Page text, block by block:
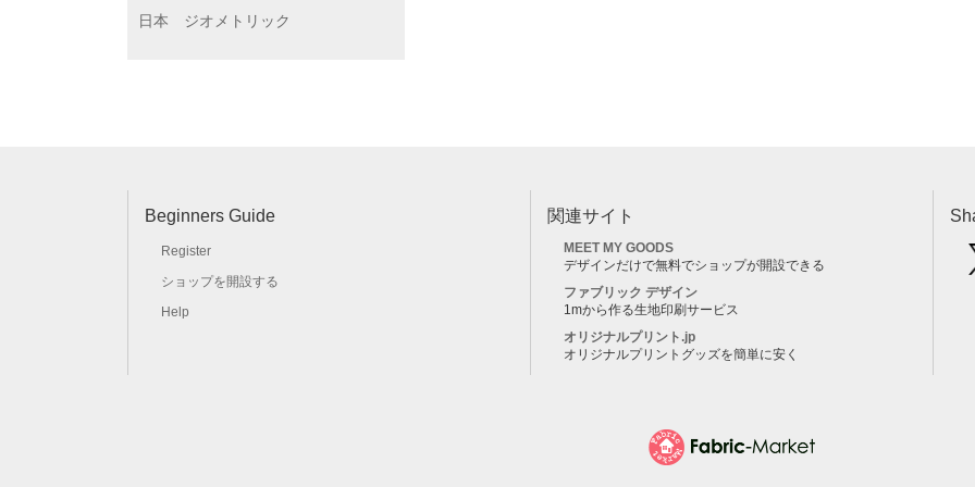
日本
ジオメトリック
Beginners Guide
Register
ショップを開設する
Help
関連サイト
MEET MY GOODS
デザインだけで無料でショップが開設できる
ファブリック デザイン
1mから作る生地印刷サービス
オリジナルプリント.jp
オリジナルプリントグッズを簡単に安く